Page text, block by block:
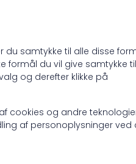
Oplev
du samtykke til alle disse
formål du vil give samtykke til
og derefter klikke på
cookies og andre
af personoplysninger ved